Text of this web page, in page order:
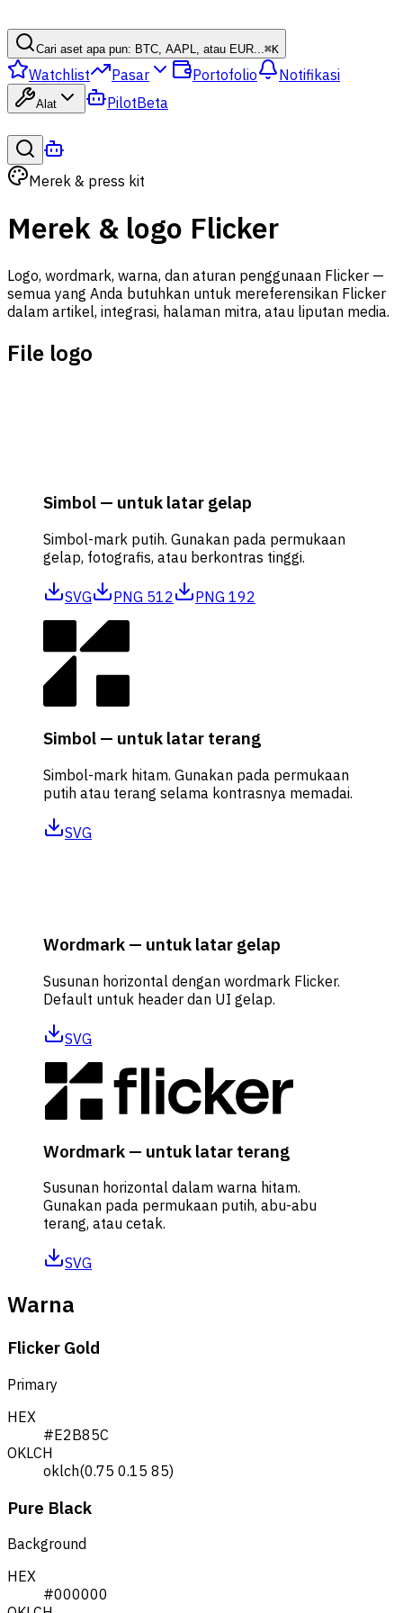
Cari aset apa pun: BTC, AAPL, atau EUR...⌘K
Watchlist Pasar Portofolio Notifikasi
Alat PilotBeta
Merek & press kit
Merek & logo Flicker
Logo, wordmark, warna, dan aturan penggunaan Flicker —
semua yang Anda butuhkan untuk mereferensikan Flicker
dalam artikel, integrasi, halaman mitra, atau liputan media.
File logo
Simbol — untuk latar gelap
Simbol-mark putih. Gunakan pada permukaan
gelap, fotografis, atau berkontras tinggi.
SVG PNG 512 PNG 192
Simbol — untuk latar terang
Simbol-mark hitam. Gunakan pada permukaan
putih atau terang selama kontrasnya memadai.
SVG
Wordmark — untuk latar gelap
Susunan horizontal dengan wordmark Flicker.
Default untuk header dan UI gelap.
SVG
Wordmark — untuk latar terang
Susunan horizontal dalam warna hitam.
Gunakan pada permukaan putih, abu-abu
terang, atau cetak.
SVG
Warna
Flicker Gold
Primary
HEX
#E2B85C
OKLCH
oklch(0.75 0.15 85)
Pure Black
Background
HEX
#000000